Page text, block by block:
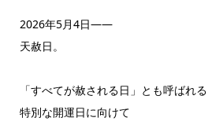
2026年5月4日――
天赦日。
「すべてが赦される日」とも呼ばれる
特別な開運日に向けて